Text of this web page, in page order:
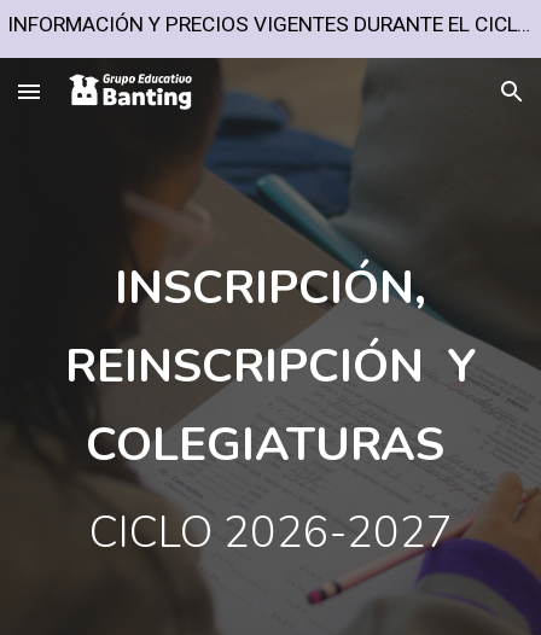
INFORMACIÓN Y PRECIOS VIGENTES DURANTE EL CICLO ESCOLAR 2026-2027
INSCRIPCIÓN,
REINSCRIPCIÓN Y
COLEGIATURAS
CICLO 2026-2027